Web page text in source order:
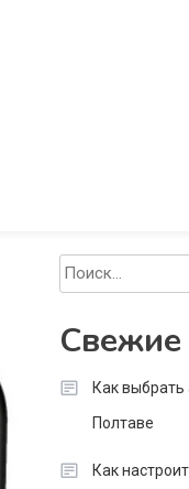
Свежие
Как выбрать
Полтаве
Как